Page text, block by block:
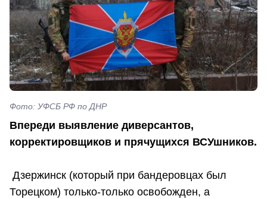
Фото: УФСБ РФ по ДНР
Впереди выявление диверсантов,
корректировщиков и прячущихся ВСУшников.
Дзержинск (который при бандеровцах был
Торецком) только-только освобожден, а